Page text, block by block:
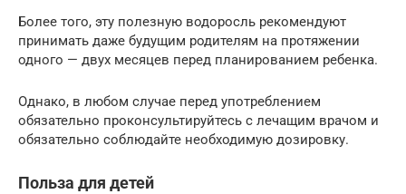
Более того, эту полезную водоросль рекомендуют
принимать даже будущим родителям на протяжении
одного — двух месяцев перед планированием ребенка.
Однако, в любом случае перед употреблением
обязательно проконсультируйтесь с лечащим врачом и
обязательно соблюдайте необходимую дозировку.
Польза для детей